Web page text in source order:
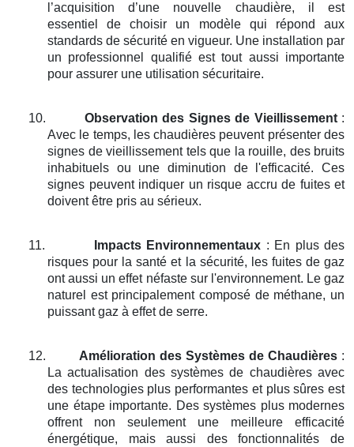
l’acquisition d’une nouvelle chaudière, il est
essentiel de choisir un modèle qui répond aux
standards de sécurité en vigueur. Une installation par
un professionnel qualifié est tout aussi importante
pour assurer une utilisation sécuritaire.
10. Observation des Signes de Vieillissement:
Avec le temps, les chaudières peuvent présenter des
signes de vieillissement tels que la rouille, des bruits
inhabituels ou une diminution de l'efficacité. Ces
signes peuvent indiquer un risque accru de fuites et
doivent être pris au sérieux.
11. Impacts Environnementaux : En plus des
risques pour la santé et la sécurité, les fuites de gaz
ont aussi un effet néfaste sur l'environnement. Le gaz
naturel est principalement composé de méthane, un
puissant gaz à effet de serre.
12. Amélioration des Systèmes de Chaudières :
La actualisation des systèmes de chaudières avec
des technologies plus performantes et plus sûres est
une étape importante. Des systèmes plus modernes
offrent non seulement une meilleure efficacité
énergétique, mais aussi des fonctionnalités de